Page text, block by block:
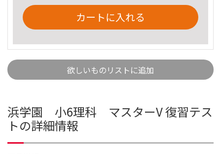
カートに入れる
欲しいものリストに追加
浜学園 小6理科 マスターV 復習テス
トの詳細情報